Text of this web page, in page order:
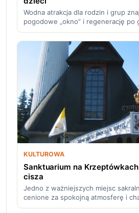
Wodna atrakcja dla rodzin i grup
pogodowe „okno” i regenerację po
KULTUROWA
Sanktuarium na
cisza
Jedno z ważniejszych miejsc
cenione za spokojną atmosferę i